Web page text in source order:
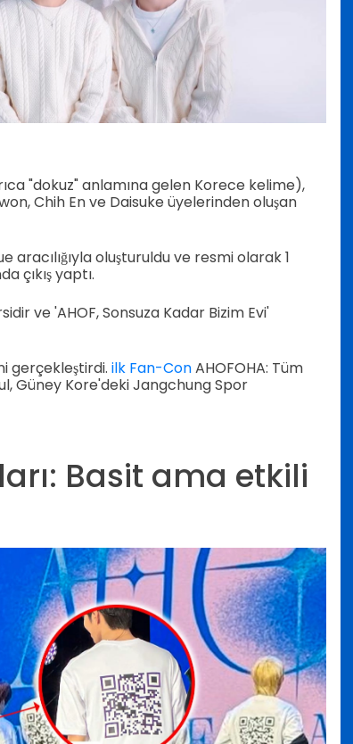
"dokuz" anlamına gelen Korece kelime),
Chih En ve Daisuke üyelerinden oluşan
aracılığıyla oluşturuldu ve resmi olarak 1
çıkış yaptı.
ve 'AHOF, Sonsuza Kadar Bizim Evi'
gerçekleştirdi. ilk Fan-ConAHOFOHA: Tüm
Güney Kore'deki Jangchung Spor
Basit ama etkili